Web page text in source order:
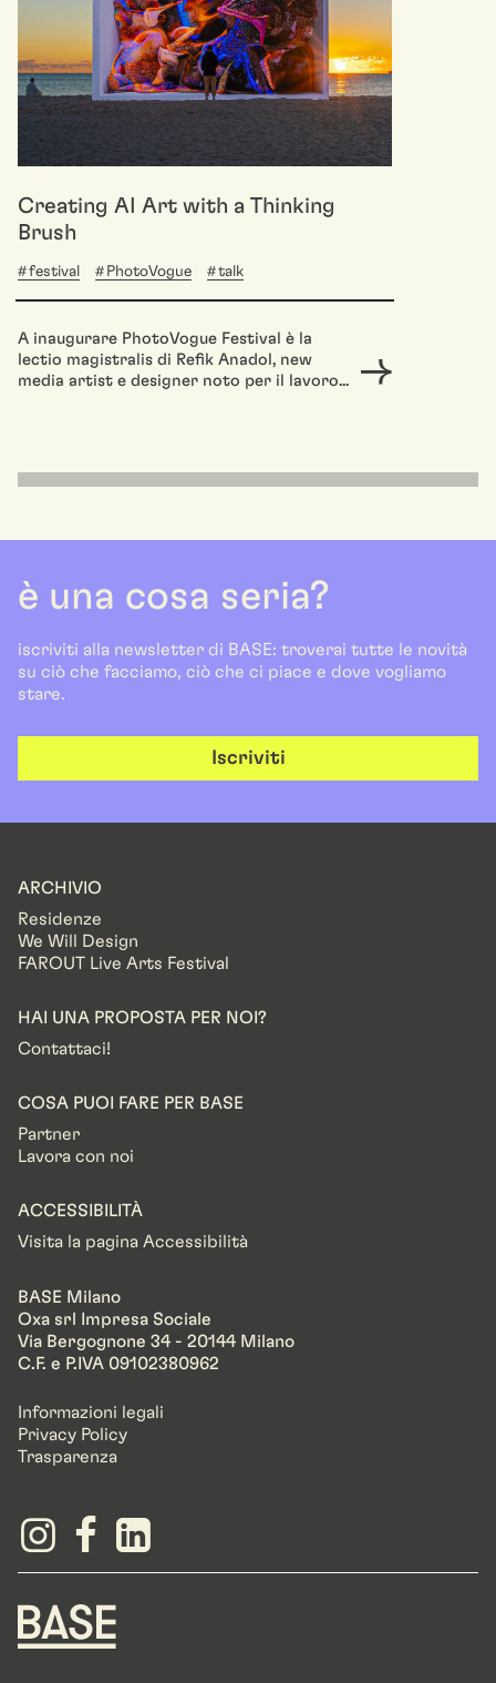
Creating AI Art with a Thinking
Brush
festival PhotoVogue talk
A inaugurare PhotoVogue Festival è la
lectio magistralis di Refik Anadol, new
media artist e designer noto per il lavoro...
è una cosa seria?
iscriviti alla newsletter di BASE: troverai tutte le novità
su ciò che facciamo, ciò che ci piace e dove vogliamo
stare.
Iscriviti
ARCHIVIO
Residenze
We Will Design
FAROUT Live Arts Festival
HAI UNA PROPOSTA PER NOI?
Contattaci!
COSA PUOI FARE PER BASE
Partner
Lavora con noi
ACCESSIBILITÀ
Visita la pagina Accessibilità
BASE Milano
Oxa srl Impresa Sociale
Via Bergognone 34 - 20144 Milano
C.F. e P.IVA 09102380962
Informazioni legali
Privacy Policy
Trasparenza